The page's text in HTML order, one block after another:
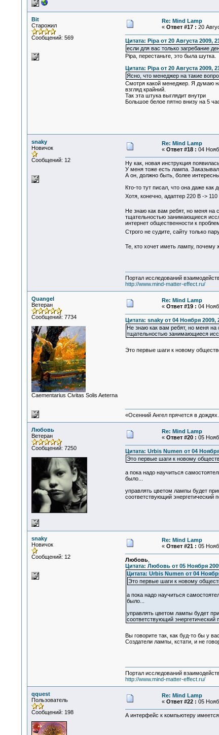
Bit
Старожил
Сообщений: 569
Re: Mind Lamp
« Ответ #17 : 20
Цитата: Pipa от 20 Августа 2009,
если для вас только загребание
Pipa, перестаньте, это была шутка.
Цитата: Pipa от 20 Августа 2009,
Ясно, что менеджер на такие
Смотря какой менеджер. Я думаю
взгляд крайний.
Так эта штука выглядит внутри
Большое белое пятно внизу на 5
snaky
Новичок
Сообщений: 12
Re: Mind Lamp
« Ответ #18 : 04
Ну как, новая инструкция
У меня тоже есть лампа.
А он, должно быть, более
Кто-то тут писал, что она даже как
Хотя, конечно, адаптер 220 В ->
Не знаю как вам ребят, но меня на
тщательностью занимающиеся
интернет общественности к
Строго не судите, сайту только
Те, кто хочет иметь лампу, почему
Портал исследований
http://www.mind-matter-effect.ru/
Quangel
Ветеран
Сообщений: 7734
Сaementarius Civitas Solis Aeterna
Re: Mind Lamp
« Ответ #19 : 04
Цитата: snaky от 04 Ноября 2009,
Не знаю как вам ребят, но меня на
тщательностью занимающиеся
Это первые шаги к новому
«Осенний Ангел прячется в
Любовь
Ветеран
Сообщений: 7250
Re: Mind Lamp
« Ответ #20 : 05
Цитата: Urbis Numen от 04
Это первые шаги к новому
а пока надо научиться
было...
управлять цветом лампы будет
соответствующий энергетический
snaky
Новичок
Сообщений: 12
Re: Mind Lamp
« Ответ #21 : 05
Любовь,
Цитата: Любовь от 05 Ноября
Цитата: Urbis Numen от 04
Это первые шаги к новому
а пока надо научиться
было...
управлять цветом лампы будет
соответствующий энергетический
Вы говорите так, как буд-то бы у
Создатели лампы, кстати, и не
Портал исследований
http://www.mind-matter-effect.ru/
qquest
Пользователь
Сообщений: 198
Re: Mind Lamp
« Ответ #22 : 05
А интерфейс к компьютеру